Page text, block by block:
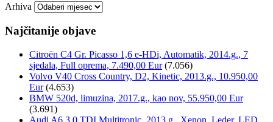
Arhiva
Najčitanije objave
Citroën C4 Gr. Picasso 1,6 e-HDi, Automatik, 2014.g., 7
sjedala, Full oprema, 7.490,00 Eur (7.056)
Volvo V40 Cross Country, D2, Kinetic, 2013.g., 10.950,00
Eur (4.653)
BMW 520d, limuzina, 2017.g., kao nov, 55.950,00 Eur
(3.691)
Audi A6 3,0 TDI Multitronic, 2013.g., Xenon, Leder, LED,